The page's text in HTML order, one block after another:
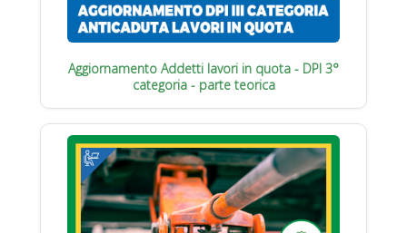
Aggiornamento Addetti lavori in quota - DPI 3°
categoria - parte teorica